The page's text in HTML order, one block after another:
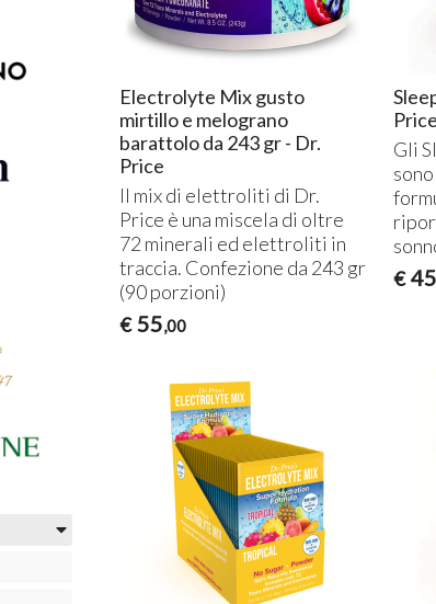
Electrolyte Mix gusto
mirtillo e melograno
barattolo da 243 gr - Dr.
Price
Il mix di elettroliti di Dr.
Price è una miscela di oltre
72 minerali ed elettroliti in
traccia. Confezione da 243 gr
(90 porzioni)
€ 55,00
Price
Gli
€ 45